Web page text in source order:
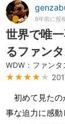
8年前に投
世界で唯
るファン
WDW：ファンタ
★★★★ ★
初めて見たの
事な迫力に感